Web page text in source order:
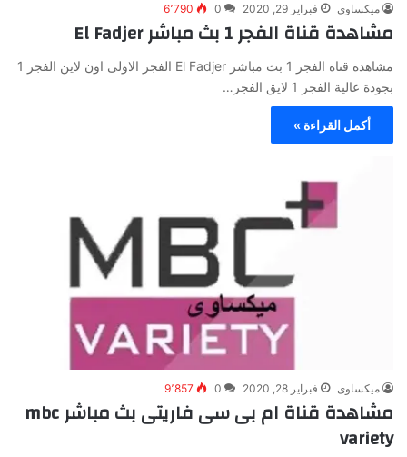
ميكساوى فبراير 29, 2020 0 6٬790
مشاهدة قناة الفجر 1 بث مباشر El Fadjer
مشاهدة قناة الفجر 1 بث مباشر El Fadjer الفجر الاولى اون لاين الفجر 1
بجودة عالية الفجر 1 لايق الفجر…
أكمل القراءة »
ميكساوى فبراير 28, 2020 0 9٬857
مشاهدة قناة ام بى سى فاريتى بث مباشر mbc
variety